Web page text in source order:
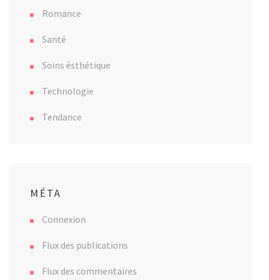
Romance
Santé
Soins ésthétique
Technologie
Tendance
MÉTA
Connexion
Flux des publications
Flux des commentaires